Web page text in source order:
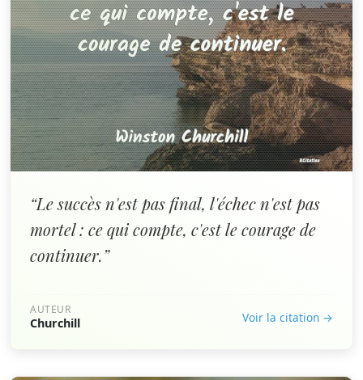
“Le succès n'est pas final, l'échec n'est pas
mortel : ce qui compte, c'est le courage de
continuer.”
AUTEUR
Churchill Voir la citation →